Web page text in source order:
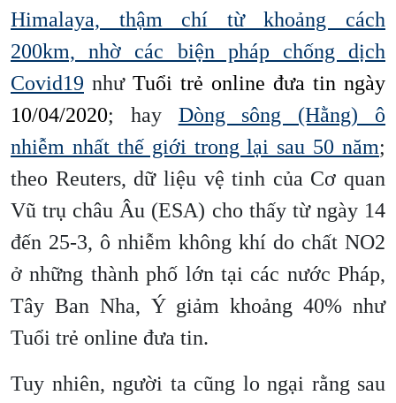
Himalaya, thậm chí từ khoảng cách
200km, nhờ các biện pháp chống dịch
Covid19 như Tuổi trẻ online đưa tin ngày
10/04/2020; hay Dòng sông (Hằng) ô
nhiễm nhất thế giới trong lại sau 50 năm;
theo Reuters, dữ liệu vệ tinh của Cơ quan
Vũ trụ châu Âu (ESA) cho thấy từ ngày 14
đến 25-3, ô nhiễm không khí do chất NO2
ở những thành phố lớn tại các nước Pháp,
Tây Ban Nha, Ý giảm khoảng 40% như
Tuổi trẻ online đưa tin.
Tuy nhiên, người ta cũng lo ngại rằng sau